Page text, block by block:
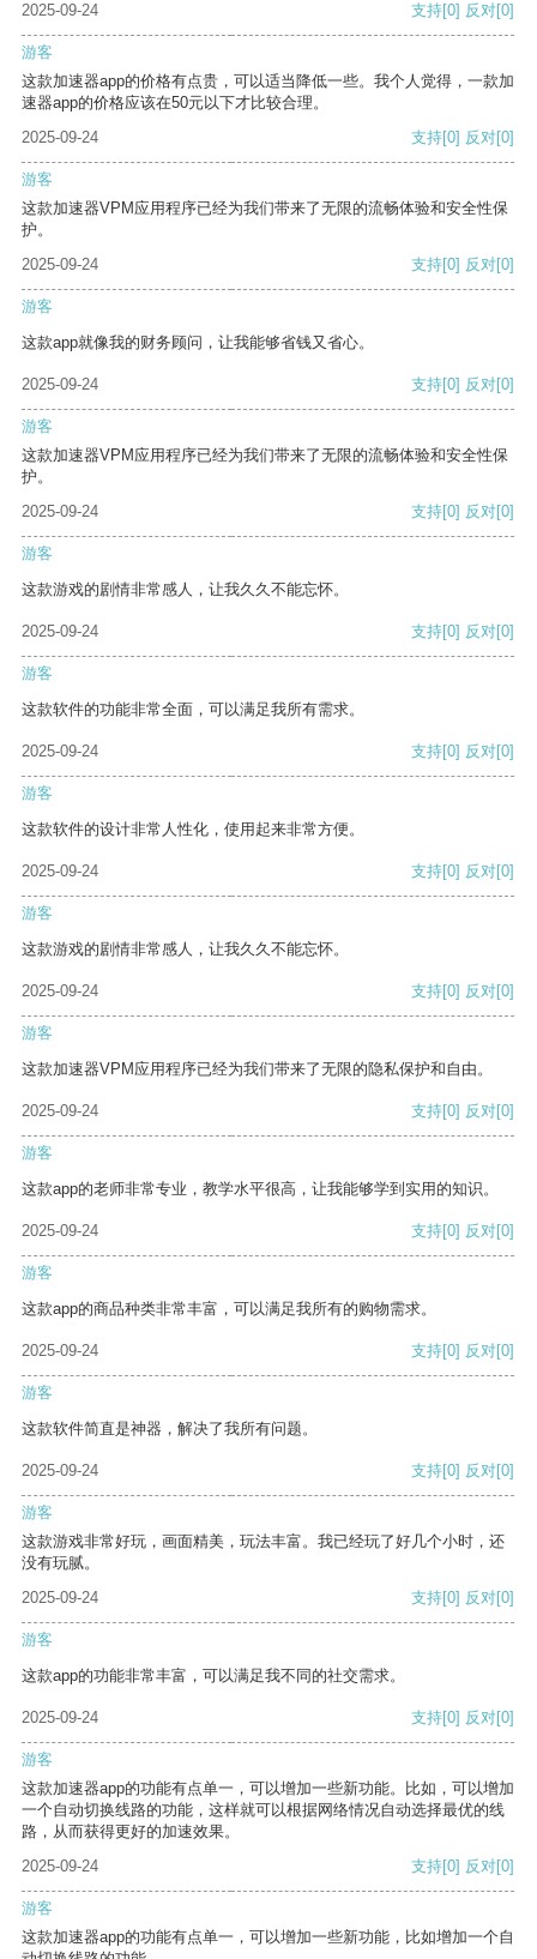
2025-09-24
支持[0] 反对[0]
游客
这款加速器app的价格有点贵，可以适当降低一些。我个人觉得，一款加
速器app的价格应该在50元以下才比较合理。
2025-09-24
支持[0] 反对[0]
游客
这款加速器VPM应用程序已经为我们带来了无限的流畅体验和安全性保
护。
2025-09-24
支持[0] 反对[0]
游客
这款app就像我的财务顾问，让我能够省钱又省心。
2025-09-24 支持[0] 反对[0]
游客
这款加速器VPM应用程序已经为我们带来了无限的流畅体验和安全性保
护。
2025-09-24
支持[0] 反对[0]
游客
这款游戏的剧情非常感人，让我久久不能忘怀。
2025-09-24 支持[0] 反对[0]
游客
这款软件的功能非常全面，可以满足我所有需求。
2025-09-24 支持[0] 反对[0]
游客
这款软件的设计非常人性化，使用起来非常方便。
2025-09-24 支持[0] 反对[0]
游客
这款游戏的剧情非常感人，让我久久不能忘怀。
2025-09-24 支持[0] 反对[0]
游客
这款加速器VPM应用程序已经为我们带来了无限的隐私保护和自由。
2025-09-24 支持[0] 反对[0]
游客
这款app的老师非常专业，教学水平很高，让我能够学到实用的知识。
2025-09-24 支持[0] 反对[0]
游客
这款app的商品种类非常丰富，可以满足我所有的购物需求。
2025-09-24 支持[0] 反对[0]
游客
这款软件简直是神器，解决了我所有问题。
2025-09-24 支持[0] 反对[0]
游客
这款游戏非常好玩，画面精美，玩法丰富。我已经玩了好几个小时，还
没有玩腻。
2025-09-24
支持[0] 反对[0]
游客
这款app的功能非常丰富，可以满足我不同的社交需求。
2025-09-24 支持[0] 反对[0]
游客
这款加速器app的功能有点单一，可以增加一些新功能。比如，可以增加
一个自动切换线路的功能，这样就可以根据网络情况自动选择最优的线
路，从而获得更好的加速效果。
2025-09-24
支持[0] 反对[0]
游客
这款加速器app的功能有点单一，可以增加一些新功能，比如增加一个自